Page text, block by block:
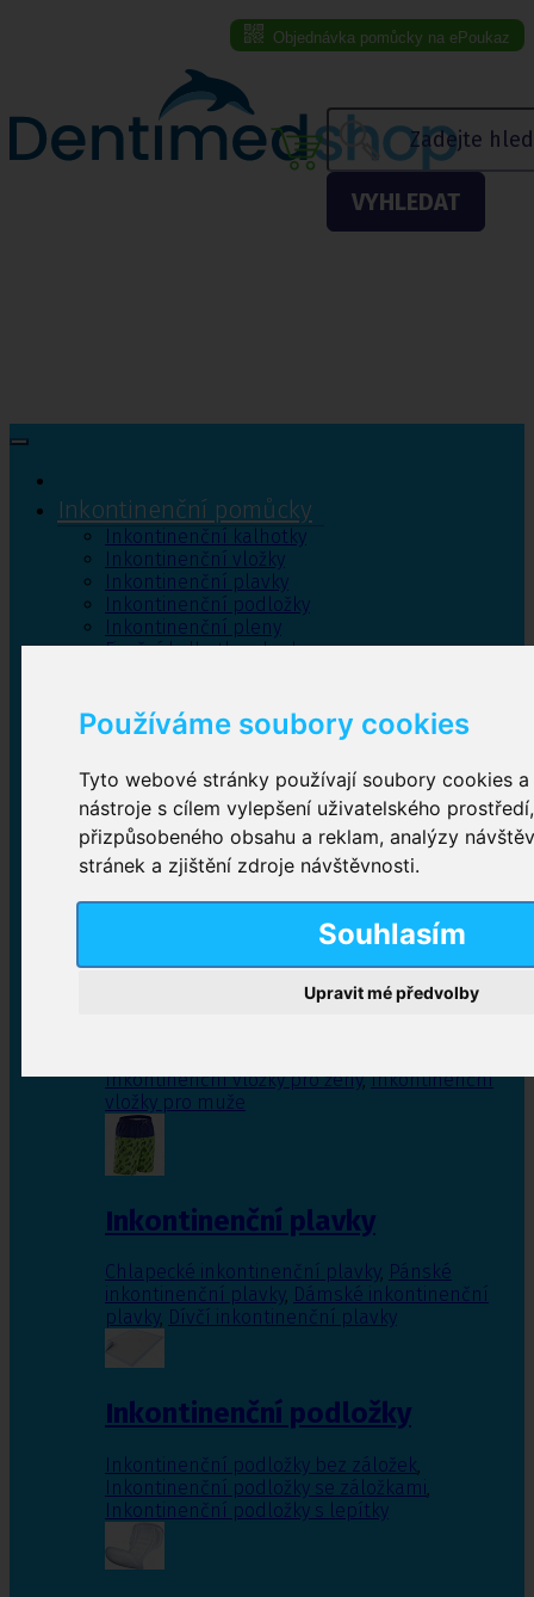
Používáme soubory cookies
Tyto webové stránky používají soubory cookies
nástroje s cílem vylepšení uživatelského
přizpůsobeného obsahu a reklam, analýzy
stránek a zjištění zdroje návštěvnosti.
Souhlasím
Upravit mé předvolby
Objednávka pomůcky na ePoukaz
VYHLEDAT
Inkontinenční pomůcky
Inkontinenční kalhotky
Inkontinenční vložky
Inkontinenční plavky
Inkontinenční podložky
Inkontinenční pleny
Fixační kalhotky a body
Bylinky
Inkontinenční kalhotky
Plenkové kalhotky navlékací,Plenkové kalhotky
zalepovací,Inkontinenční kalhotky dámské,
Inkontinenční kalhotky pro muže
Inkontinenční vložky pro ženy,Inkontinenční
vložky pro muže
Inkontinenční plavky
Chlapecké inkontinenční plavky, Pánské
inkontinenční plavky, Dámské inkontinenční
plavky, Dívčí inkontinenční plavky
Inkontinenční podložky
Inkontinenční podložky bez záložek,
Inkontinenční podložky se záložkami,
Inkontinenční podložky s lepítky